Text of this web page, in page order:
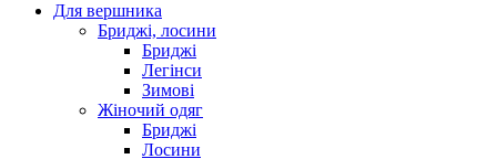
Для вершника
Бриджі, лосини
Бриджі
Легінси
Зимові
Жіночий одяг
Бриджі
Лосини